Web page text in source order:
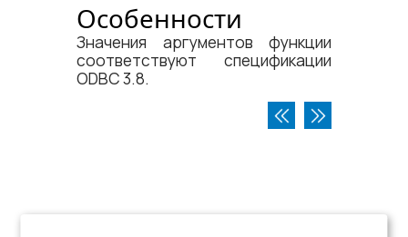
Особенности
Значения аргументов функции
соответствуют спецификации
ODBC 3.8.